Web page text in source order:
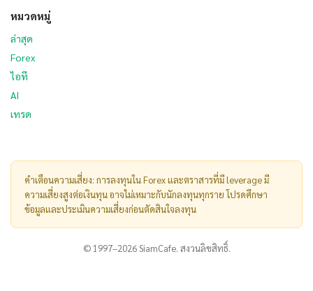
หมวดหมู่
ล่าสุด
Forex
ไอที
AI
เทรด
คำเตือนความเสี่ยง: การลงทุนใน Forex และตราสารที่มี leverage มี
ความเสี่ยงสูงต่อเงินทุน อาจไม่เหมาะกับนักลงทุนทุกราย โปรดศึกษา
ข้อมูลและประเมินความเสี่ยงก่อนตัดสินใจลงทุน
© 1997–2026 SiamCafe. สงวนลิขสิทธิ์.